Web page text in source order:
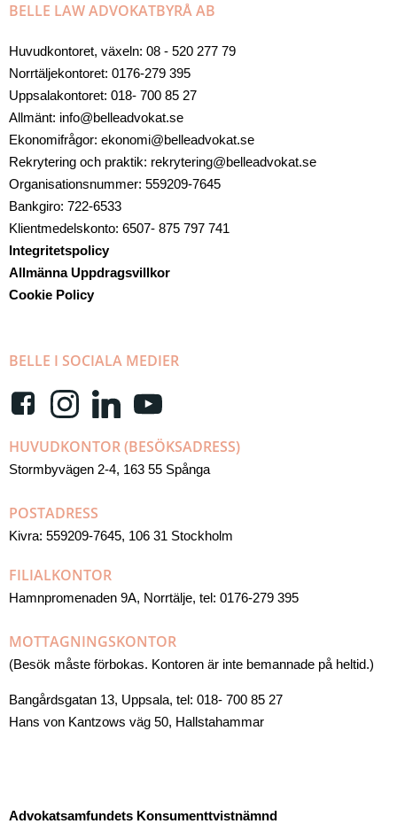
BELLE LAW ADVOKATBYRÅ AB
Huvudkontoret, växeln: 08 - 520 277 79
Norrtäljekontoret: 0176-279 395
Uppsalakontoret: 018- 700 85 27
Allmänt: info@belleadvokat.se
Ekonomifrågor: ekonomi@belleadvokat.se
Rekrytering och praktik: rekrytering@belleadvokat.se
Organisationsnummer: 559209-7645
Bankgiro: 722-6533
Klientmedelskonto: 6507- 875 797 741
Integritetspolicy
Allmänna Uppdragsvillkor
Cookie Policy
BELLE I SOCIALA MEDIER
HUVUDKONTOR (BESÖKSADRESS)
Stormbyvägen 2-4, 163 55 Spånga
POSTADRESS
Kivra: 559209-7645, 106 31 Stockholm
FILIALKONTOR
Hamnpromenaden 9A, Norrtälje, tel: 0176-279 395
MOTTAGNINGSKONTOR
(Besök måste förbokas. Kontoren är inte bemannade på heltid.)
Bangårdsgatan 13, Uppsala, tel: 018- 700 85 27
Hans von Kantzows väg 50, Hallstahammar
Advokatsamfundets Konsumenttvistnämnd